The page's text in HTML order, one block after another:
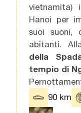
Hanoi per
suoi suoni,
abitanti.
della
tempio di
90 km